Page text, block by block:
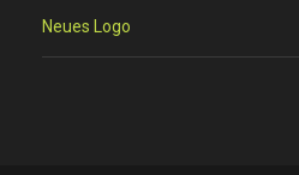
Neues Logo